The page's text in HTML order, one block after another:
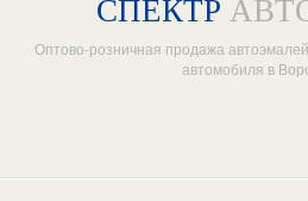
СПЕКТР
Оптово-розничная продажа
автомобиля в